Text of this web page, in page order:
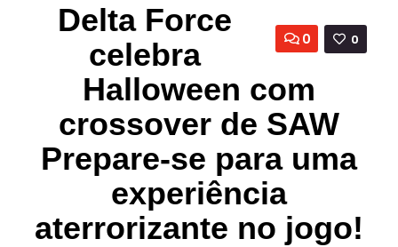
0
0
Delta Force
celebra
Halloween com
crossover de SAW
Prepare-se para uma
experiência
aterrorizante no jogo!